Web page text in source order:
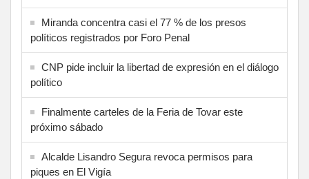
Miranda concentra casi el 77 % de los presos
políticos registrados por Foro Penal
CNP pide incluir la libertad de expresión en el diálogo
político
Finalmente carteles de la Feria de Tovar este
próximo sábado
Alcalde Lisandro Segura revoca permisos para
piques en El Vigía